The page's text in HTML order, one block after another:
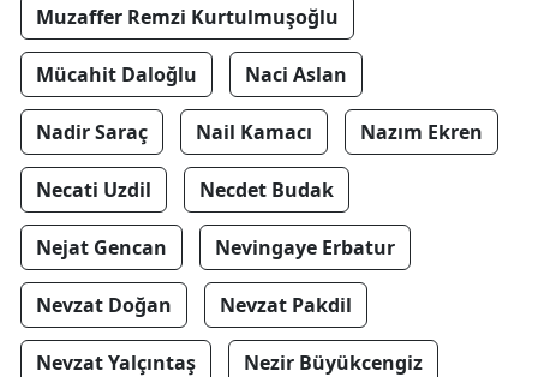
Muzaffer Remzi Kurtulmuşoğlu
Mücahit Daloğlu Naci Aslan
Nadir Saraç Nail Kamacı Nazım Ekren
Necati Uzdil Necdet Budak
Nejat Gencan Nevingaye Erbatur
Nevzat Doğan Nevzat Pakdil
Nevzat Yalçıntaş Nezir Büyükcengiz